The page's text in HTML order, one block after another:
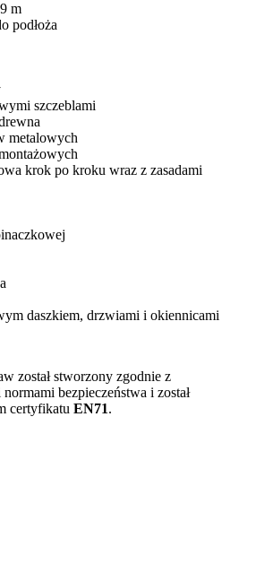
m
podłoża
szczeblami
metalowych
krok po kroku wraz z zasadami
daszkiem, drzwiami i okiennicami
został stworzony zgodnie z
bezpieczeństwa i został
certyfikatu EN71.